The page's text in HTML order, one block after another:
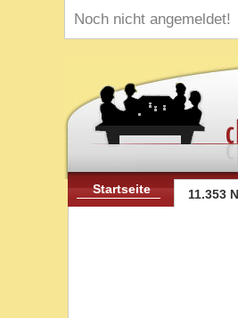
Noch nicht angemeldet!
Startseite 11.353